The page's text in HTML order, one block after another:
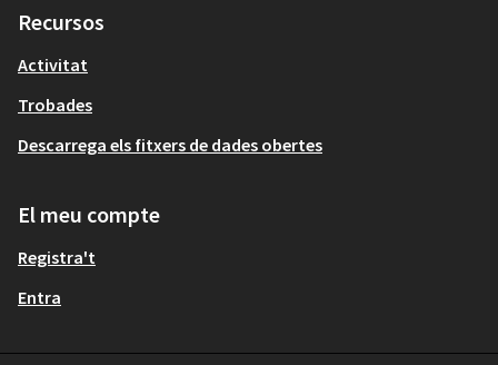
Recursos
Activitat
Trobades
Descarrega els fitxers de dades obertes
El meu compte
Registra't
Entra